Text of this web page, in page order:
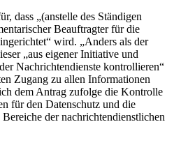
dass „(anstelle des Ständigen
Beauftragter für die
wird. „Anders als der
„aus eigener Initiative und
Nachrichtendienste kontrollieren“
Zugang zu allen Informationen
dem Antrag zufolge die Kontrolle
für den Datenschutz und die
der nachrichtendienstlichen